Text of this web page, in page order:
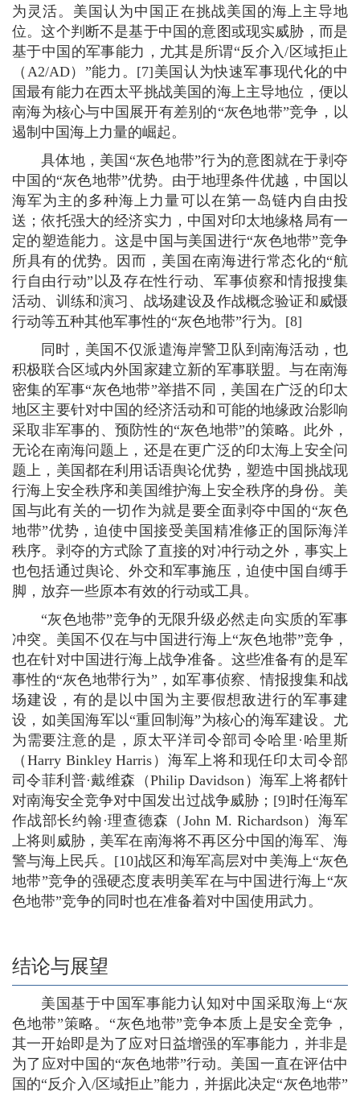
为灵活。美国认为中国正在挑战美国的海上主导地
位。这个判断不是基于中国的意图或现实威胁，而是
基于中国的军事能力，尤其是所谓“反介入/区域拒止
（A2/AD）”能力。[7]美国认为快速军事现代化的中
国最有能力在西太平挑战美国的海上主导地位，便以
南海为核心与中国展开有差别的“灰色地带”竞争，以
遏制中国海上力量的崛起。
具体地，美国“灰色地带”行为的意图就在于剥夺
中国的“灰色地带”优势。由于地理条件优越，中国以
海军为主的多种海上力量可以在第一岛链内自由投
送；依托强大的经济实力，中国对印太地缘格局有一
定的塑造能力。这是中国与美国进行“灰色地带”竞争
所具有的优势。因而，美国在南海进行常态化的“航
行自由行动”以及存在性行动、军事侦察和情报搜集
活动、训练和演习、战场建设及作战概念验证和威慑
行动等五种其他军事性的“灰色地带”行为。[8]
同时，美国不仅派遣海岸警卫队到南海活动，也
积极联合区域内外国家建立新的军事联盟。与在南海
密集的军事“灰色地带”举措不同，美国在广泛的印太
地区主要针对中国的经济活动和可能的地缘政治影响
采取非军事的、预防性的“灰色地带”的策略。此外，
无论在南海问题上，还是在更广泛的印太海上安全问
题上，美国都在利用话语舆论优势，塑造中国挑战现
行海上安全秩序和美国维护海上安全秩序的身份。美
国与此有关的一切作为就是要全面剥夺中国的“灰色
地带”优势，迫使中国接受美国精准修正的国际海洋
秩序。剥夺的方式除了直接的对冲行动之外，事实上
也包括通过舆论、外交和军事施压，迫使中国自缚手
脚，放弃一些原本有效的行动或工具。
“灰色地带”竞争的无限升级必然走向实质的军事
冲突。美国不仅在与中国进行海上“灰色地带”竞争，
也在针对中国进行海上战争准备。这些准备有的是军
事性的“灰色地带行为”，如军事侦察、情报搜集和战
场建设，有的是以中国为主要假想敌进行的军事建
设，如美国海军以“重回制海”为核心的海军建设。尤
为需要注意的是，原太平洋司令部司令哈里·哈里斯
（Harry Binkley Harris）海军上将和现任印太司令部
司令菲利普·戴维森（Philip Davidson）海军上将都针
对南海安全竞争对中国发出过战争威胁；[9]时任海军
作战部长约翰·理查德森（John M. Richardson）海军
上将则威胁，美军在南海将不再区分中国的海军、海
警与海上民兵。[10]战区和海军高层对中美海上“灰色
地带”竞争的强硬态度表明美军在与中国进行海上“灰
色地带”竞争的同时也在准备着对中国使用武力。
结论与展望
美国基于中国军事能力认知对中国采取海上“灰
色地带”策略。“灰色地带”竞争本质上是安全竞争，
其一开始即是为了应对日益增强的军事能力，并非是
为了应对中国的“灰色地带”行动。美国一直在评估中
国的“反介入/区域拒止”能力，并据此决定“灰色地带”